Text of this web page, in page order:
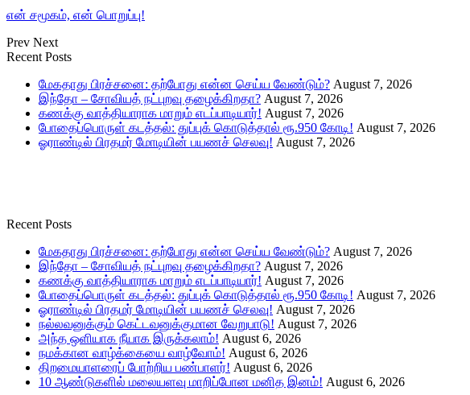
என் சமூகம், என் பொறுப்பு!
Prev Next
Recent Posts
மேகதாது பிரச்சனை: தற்போது என்ன செய்ய வேண்டும்? August 7, 2026
இந்தோ – சோவியத் நட்புறவு தழைக்கிறதா? August 7, 2026
கணக்கு வாத்தியாராக மாறும் எடப்பாடியார்! August 7, 2026
போதைப்பொருள் கடத்தல்: துப்புக் கொடுத்தால் ரூ.950 கோடி! August 7, 2026
ஓராண்டில் பிரதமர் மோடியின் பயணச் செலவு! August 7, 2026
Recent Posts
மேகதாது பிரச்சனை: தற்போது என்ன செய்ய வேண்டும்? August 7, 2026
இந்தோ – சோவியத் நட்புறவு தழைக்கிறதா? August 7, 2026
கணக்கு வாத்தியாராக மாறும் எடப்பாடியார்! August 7, 2026
போதைப்பொருள் கடத்தல்: துப்புக் கொடுத்தால் ரூ.950 கோடி! August 7, 2026
ஓராண்டில் பிரதமர் மோடியின் பயணச் செலவு! August 7, 2026
நல்லவனுக்கும் கெட்டவனுக்குமான வேறுபாடு! August 7, 2026
அந்த ஒளியாக நீயாக இருக்கலாம்! August 6, 2026
நமக்கான வாழ்க்கையை வாழ்வோம்! August 6, 2026
திறமையாளரைப் போற்றிய பண்பாளர்! August 6, 2026
10 ஆண்டுகளில் மலையளவு மாறிப்போன மனித இனம்! August 6, 2026